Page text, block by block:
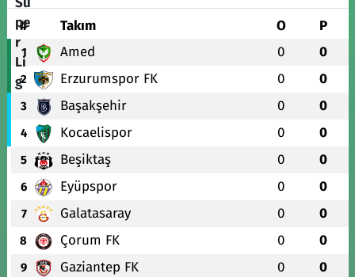
# Takım O P
1 Amed 0 0
2 Erzurumspor FK 0 0
3 Başakşehir 0 0
4 Kocaelispor 0 0
5 Beşiktaş 0 0
6 Eyüpspor 0 0
7 Galatasaray 0 0
8 Çorum FK 0 0
9 Gaziantep FK 0 0